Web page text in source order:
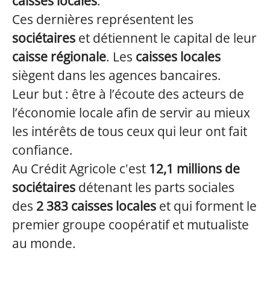
Ces dernières représentent les
sociétaires et détiennent le capital de leur
caisse régionale. Les caisses locales
siègent dans les agences bancaires.
Leur but : être à l’écoute des acteurs de
l’économie locale afin de servir au mieux
les intérêts de tous ceux qui leur ont fait
confiance.
Au Crédit Agricole c'est 12,1 millions de
sociétaires détenant les parts sociales
des 2 383 caisses locales et qui forment le
premier groupe coopératif et mutualiste
au monde.